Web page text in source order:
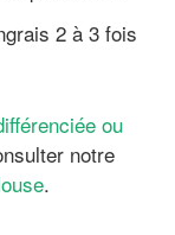
2 à 3 fois
ou
notre
.